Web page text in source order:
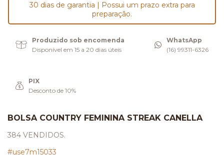
30 dias de garantia | Possui um prazo extra para
preparação.
Produzido sob encomenda
Disponível em 15 a 20 dias úteis
WhatsApp
(16) 99311-6326
PIX
Desconto de 10%
BOLSA COUNTRY FEMININA STREAK CANELLA
384 VENDIDOS.
#use7m15033